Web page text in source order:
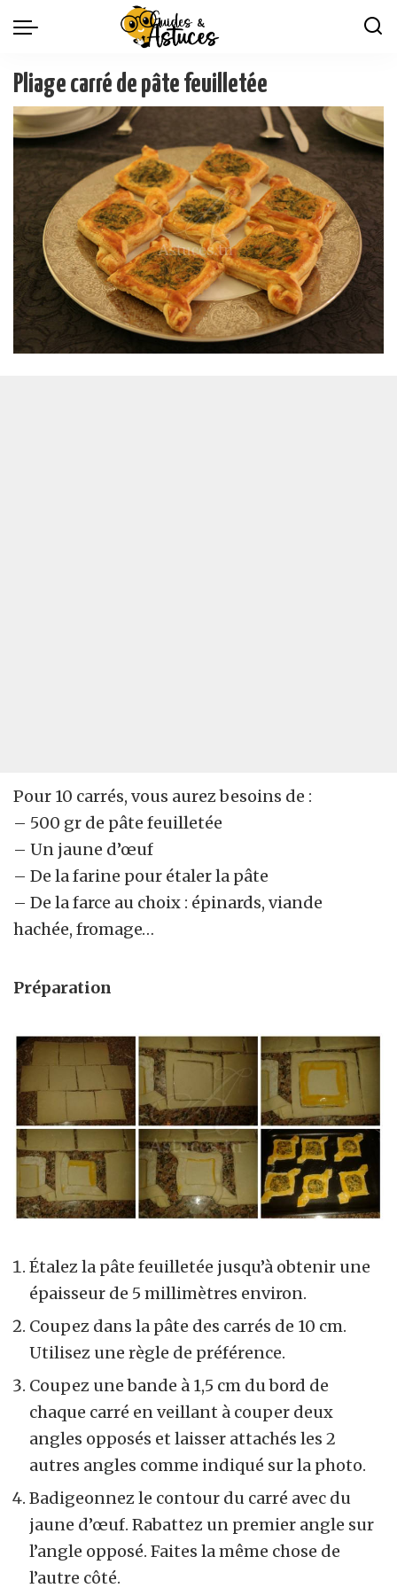
Pliage carré de pâte feuilletée
Pour 10 carrés, vous aurez besoins de :
– 500 gr de pâte feuilletée
– Un jaune d’œuf
– De la farine pour étaler la pâte
– De la farce au choix : épinards, viande
hachée, fromage…
Préparation
Étalez la pâte feuilletée jusqu’à obtenir une
épaisseur de 5 millimètres environ.
Coupez dans la pâte des carrés de 10 cm.
Utilisez une règle de préférence.
Coupez une bande à 1,5 cm du bord de
chaque carré en veillant à couper deux
angles opposés et laisser attachés les 2
autres angles comme indiqué sur la photo.
Badigeonnez le contour du carré avec du
jaune d’œuf. Rabattez un premier angle sur
l’angle opposé. Faites la même chose de
l’autre côté.